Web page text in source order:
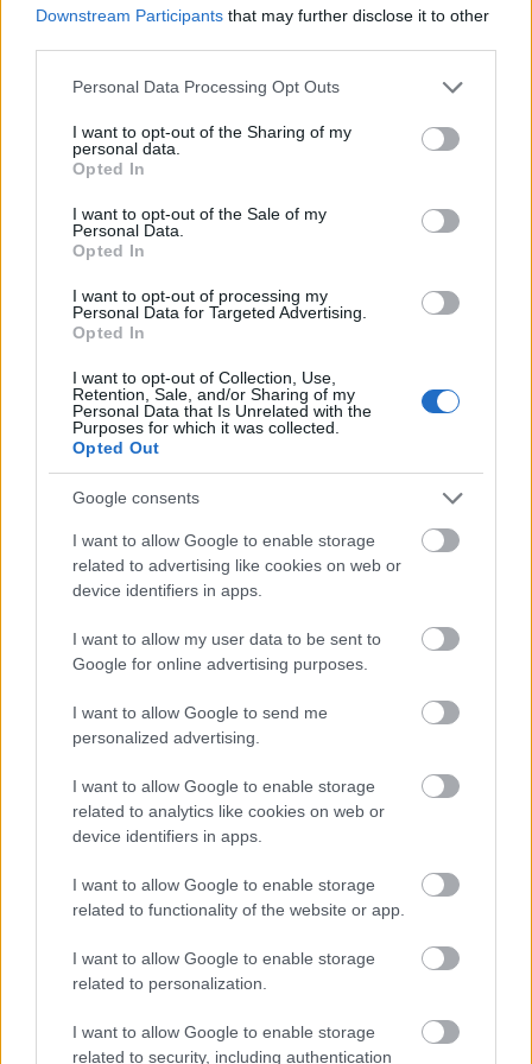
Downstream Participants that may further disclose it to other
Please note that this website/app uses one or more Google
not limited to your visit or usage behaviour. You may click to
grant or deny consent to Google and its third-party tags to
use your data for below specified purposes in below Google
consent section.
Personal Data Processing Opt Outs
I want to opt-out of the Sharing of my
personal data.
Opted In
I want to opt-out of the Sale of my
Personal Data.
Opted In
I want to opt-out of processing my
Personal Data for Targeted Advertising.
Opted In
I want to opt-out of Collection, Use,
Retention, Sale, and/or Sharing of my
Personal Data that Is Unrelated with the
Purposes for which it was collected.
Opted Out
Google consents
I want to allow Google to enable storage
related to advertising like cookies on web or
device identifiers in apps.
I want to allow my user data to be sent to
Google for online advertising purposes.
I want to allow Google to send me
personalized advertising.
I want to allow Google to enable storage
related to analytics like cookies on web or
device identifiers in apps.
I want to allow Google to enable storage
related to functionality of the website or app.
I want to allow Google to enable storage
related to personalization.
I want to allow Google to enable storage
related to security, including authentication
I morgen er det fellesstart som står på NM-
kan du se hvordan det gikk med eliteherrene,
HERfinner du resultatet for elitekvinnene.
Hvem:Senior og junior, kvinner og menn
NM i rulleskiskyting
Sandripheia, Øvrebø/Vennesla
15.september til 17.september.
Mer informasjon:
PROGRAM
Fredag 15.september
– 15.45: skytefinale
Lørdag 16.september
– 09.45: Sprint – M20-22, menn senior, K20-22,
kvinner senior
Søndag 17.september
– 09.30: Fellesstart – M20-22, menn senior, K20-
– 13.45: Fellesstart – M19, M18, M17, K19,
K18, K17
Meld deg på vårt nyhetsbrev